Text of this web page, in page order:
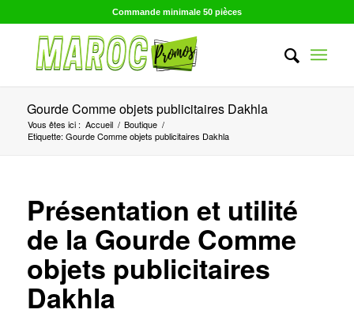
Commande minimale 50 pièces
Gourde Comme objets publicitaires Dakhla
Vous êtes ici : Accueil / Boutique /
Etiquette: Gourde Comme objets publicitaires Dakhla
Présentation et utilité
de la Gourde Comme
objets publicitaires
Dakhla